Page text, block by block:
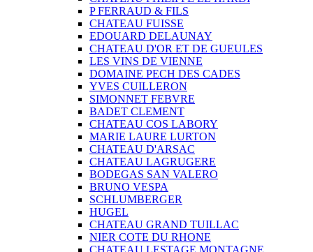
P FERRAUD & FILS
CHATEAU FUISSE
EDOUARD DELAUNAY
CHATEAU D'OR ET DE GUEULES
LES VINS DE VIENNE
DOMAINE PECH DES CADES
YVES CUILLERON
SIMONNET FEBVRE
BADET CLEMENT
CHATEAU COS LABORY
MARIE LAURE LURTON
CHATEAU D'ARSAC
CHATEAU LAGRUGERE
BODEGAS SAN VALERO
BRUNO VESPA
SCHLUMBERGER
HUGEL
CHATEAU GRAND TUILLAC
NIER COTE DU RHONE
CHATEAU LESTAGE MONTAGNE